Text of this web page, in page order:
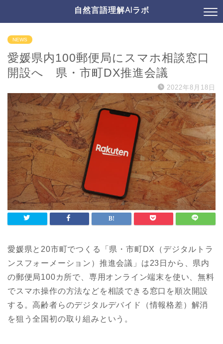
自然言語理解AIラボ
NEWS
愛媛県内100郵便局にスマホ相談窓口
開設へ 県・市町DX推進会議
2022年8月18日
愛媛県と20市町でつくる「県・市町DX（デジタルトラ
ンスフォーメーション）推進会議」は23日から、県内
の郵便局100カ所で、専用オンライン端末を使い、無料
でスマホ操作の方法などを相談できる窓口を順次開設
する。高齢者らのデジタルデバイド（情報格差）解消
を狙う全国初の取り組みという。